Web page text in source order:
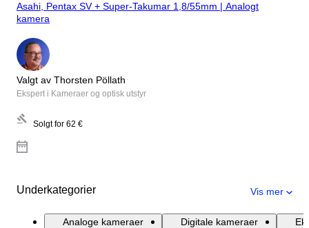
Asahi, Pentax SV + Super-Takumar 1,8/55mm | Analogt
kamera
Valgt av Thorsten Pöllath
Ekspert i Kameraer og optisk utstyr
Solgt for 62 €
Underkategorier Vis mer
Analoge kameraer Digitale kameraer